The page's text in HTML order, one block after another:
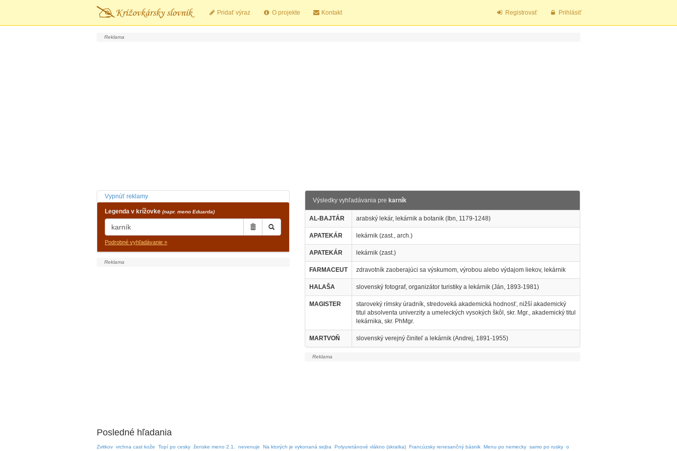
Pridať výraz O projekte Kontakt Registrovať Prihlásiť
Vypnúť reklamy
Legenda v krížovke (napr. meno Eduarda)
Podrobné vyhľadávanie »
Výsledky vyhľadávania pre karník
AL-BAJTÁR arabský lekár, lekárnik a botanik (Ibn, 1179-1248)
APATEKÁR lekárnik (zast., arch.)
APATEKÁR lekárnik (zast.)
FARMACEUT zdravotník zaoberajúci sa výskumom, výrobou alebo výdajom liekov, lekárnik
HALAŠA slovenský fotograf, organizátor turistiky a lekárnik (Ján, 1893-1981)
MAGISTER
staroveký rímsky úradník, stredoveká akademická hodnosť, nižší akademický
titul absolventa univerzity a umeleckých vysokých škôl, skr. Mgr., akademický titul
lekárnika, skr. PhMgr.
MARTVOŇ slovenský verejný činiteľ a lekárnik (Andrej, 1891-1955)
Posledné hľadania
Zvitkov vrchna cast kože Topí po cesky ženske meno 2.1. nevenuje Na ktorých je vykonaná sejba Polyuretánové vlákno (skratka) Francúzsky renesančný básnik Menu po nemecky samo po rusky o